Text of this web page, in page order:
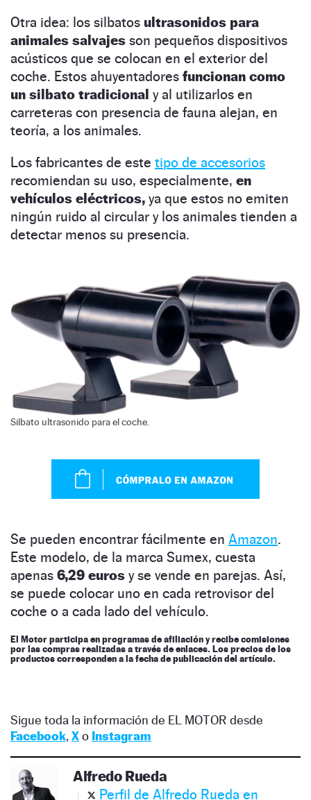
Otra idea: los silbatos ultrasonidos para
animales salvajes son pequeños dispositivos
acústicos que se colocan en el exterior del
coche. Estos ahuyentadores funcionan como
un silbato tradicional y al utilizarlos en
carreteras con presencia de fauna alejan, en
teoría, a los animales.
Los fabricantes de este tipo de accesorios
recomiendan su uso, especialmente, en
vehículos eléctricos, ya que estos no emiten
ningún ruido al circular y los animales tienden a
detectar menos su presencia.
Silbato ultrasonido para el coche.
Se pueden encontrar fácilmente en Amazon.
Este modelo, de la marca Sumex, cuesta
apenas 6,29 euros y se vende en parejas. Así,
se puede colocar uno en cada retrovisor del
coche o a cada lado del vehículo.
El Motor participa en programas de afiliación y recibe comisiones
por las compras realizadas a través de enlaces. Los precios de los
productos corresponden a la fecha de publicación del artículo.
Sigue toda la información de EL MOTOR desde
Facebook, Xo Instagram
Alfredo Rueda
Perfil de Alfredo Rueda en